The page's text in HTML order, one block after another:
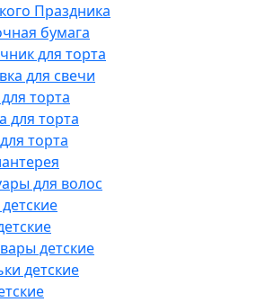
Праздника
бумага
для торта
для свечи
торта
для торта
торта
для волос
детские
детские